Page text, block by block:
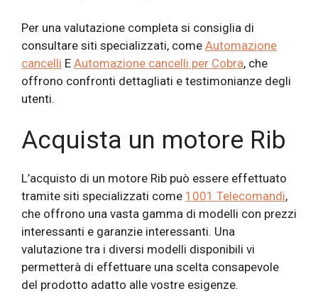
Per una valutazione completa si consiglia di
consultare siti specializzati, come Automazione
cancelli E Automazione cancelli per Cobra, che
offrono confronti dettagliati e testimonianze degli
utenti.
Acquista un motore Rib
L’acquisto di un motore Rib può essere effettuato
tramite siti specializzati come 1001 Telecomandi,
che offrono una vasta gamma di modelli con prezzi
interessanti e garanzie interessanti. Una
valutazione tra i diversi modelli disponibili vi
permetterà di effettuare una scelta consapevole
del prodotto adatto alle vostre esigenze.